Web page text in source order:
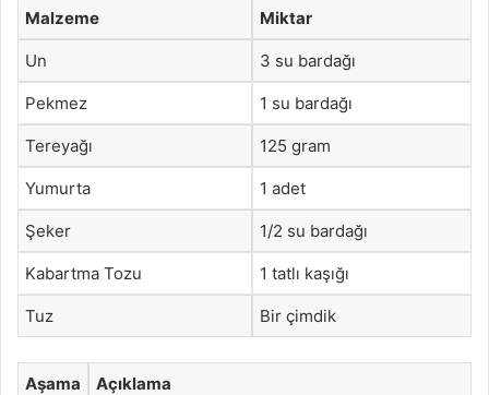
Malzeme Miktar
Un 3 su bardağı
Pekmez 1 su bardağı
Tereyağı 125 gram
Yumurta 1 adet
Şeker 1/2 su bardağı
Kabartma Tozu 1 tatlı kaşığı
Tuz Bir çimdik
Aşama Açıklama